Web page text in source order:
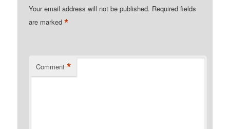
Your email address will not be published. Required fields
are marked*
Comment *